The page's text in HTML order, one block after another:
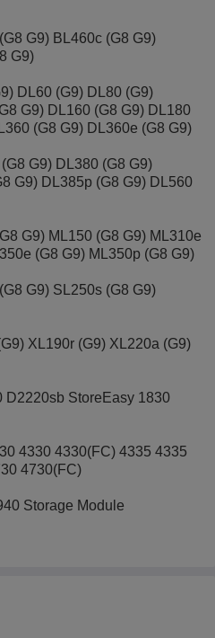
G9) BL460c (G8 G9)
G9)
DL60 (G9) DL80 (G9)
G9) DL160 (G8 G9) DL180
(G8 G9) DL360e (G8 G9)
G9) DL380 (G8 G9)
G9) DL385p (G8 G9) DL560
G9) ML150 (G8 G9) ML310e
(G8 G9) ML350p (G8 G9)
G9) SL250s (G8 G9)
XL190r (G9) XL220a (G9)
D2220sb StoreEasy 1830
4330 4330(FC) 4335 4335
4730(FC)
Storage Module